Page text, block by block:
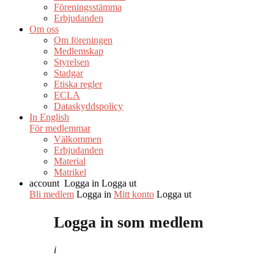
Föreningsstämma
Erbjudanden
Om oss
Om föreningen
Medlemskap
Styrelsen
Stadgar
Etiska regler
ECLA
Dataskyddspolicy
In English
För medlemmar
Välkommen
Erbjudanden
Material
Matrikel
account Logga in Logga ut
Bli medlem Logga in Mitt konto Logga ut
Logga in som medlem
i